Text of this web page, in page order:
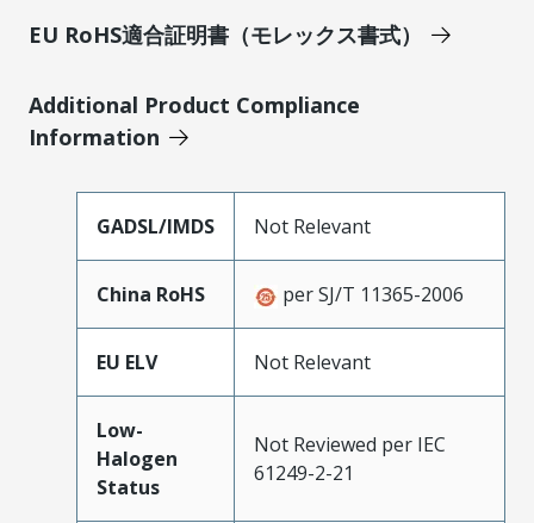
EU RoHS適合証明書（モレックス書式）
Additional Product Compliance
Information
GADSL/IMDS Not Relevant
China RoHS per SJ/T 11365-2006
EU ELV Not Relevant
Low-
Halogen
Status
Not Reviewed per IEC
61249-2-21